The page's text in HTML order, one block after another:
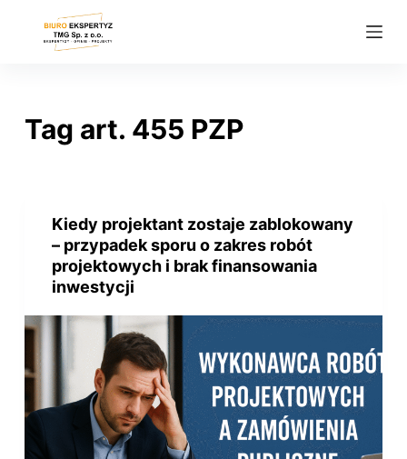
c
Tag art. 455 PZP
Kiedy projektant zostaje zablokowany
– przypadek sporu o zakres robót
projektowych i brak finansowania
inwestycji